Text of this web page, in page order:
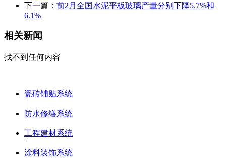
下一篇： 前2月全国水泥平板玻璃产量分别下降5.7%和
6.1%
相关新闻
找不到任何内容
瓷砖铺贴系统
|
防水修缮系统
|
工程建材系统
|
涂料装饰系统